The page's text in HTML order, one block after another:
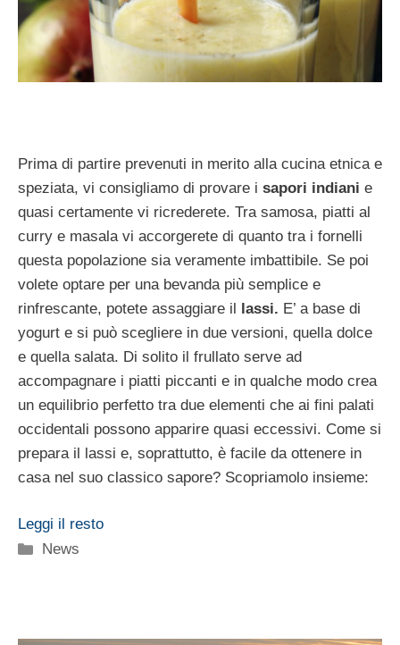
Prima di partire prevenuti in merito alla cucina etnica e
speziata, vi consigliamo di provare i sapori indiani e
quasi certamente vi ricrederete. Tra samosa, piatti al
curry e masala vi accorgerete di quanto tra i fornelli
questa popolazione sia veramente imbattibile. Se poi
volete optare per una bevanda più semplice e
rinfrescante, potete assaggiare il lassi. E’ a base di
yogurt e si può scegliere in due versioni, quella dolce
e quella salata. Di solito il frullato serve ad
accompagnare i piatti piccanti e in qualche modo crea
un equilibrio perfetto tra due elementi che ai fini palati
occidentali possono apparire quasi eccessivi. Come si
prepara il lassi e, soprattutto, è facile da ottenere in
casa nel suo classico sapore? Scopriamolo insieme:
Leggi il resto
Categorie
News